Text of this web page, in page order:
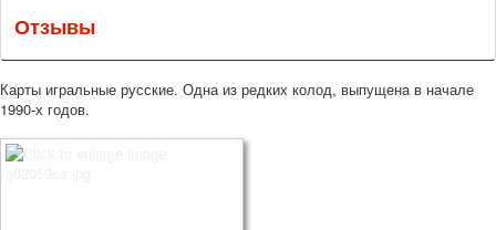
Отзывы
Карты игральные русские. Одна из редких колод, выпущена в начале
1990-х годов.